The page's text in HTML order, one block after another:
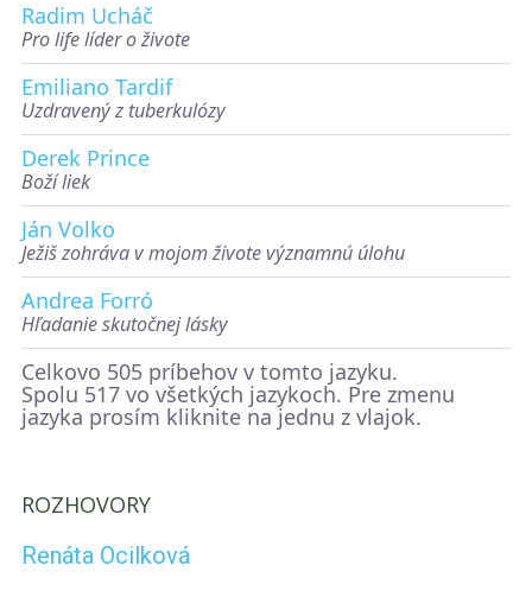
Radim Ucháč
Pro life líder o živote
Emiliano Tardif
Uzdravený z tuberkulózy
Derek Prince
Boží liek
Ján Volko
Ježiš zohráva v mojom živote významnú úlohu
Andrea Forró
Hľadanie skutočnej lásky
Celkovo 505 príbehov v tomto jazyku.
Spolu 517 vo všetkých jazykoch. Pre zmenu
jazyka prosím kliknite na jednu z vlajok.
ROZHOVORY
Renáta Ocilková